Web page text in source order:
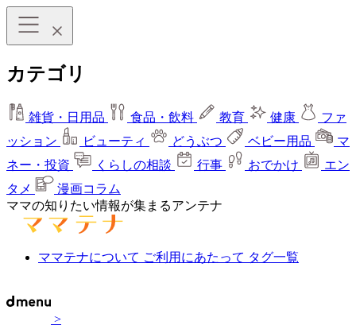
カテゴリ
雑貨・日用品 食品・飲料 教育 健康
ファ
ッション
ビューティ どうぶつ ベビー用品
マ
ネー・投資
くらしの相談 行事 おでかけ
エン
タメ
漫画コラム
ママの知りたい情報が集まるアンテナ
ママテナについて ご利用にあたって タグ一覧
>